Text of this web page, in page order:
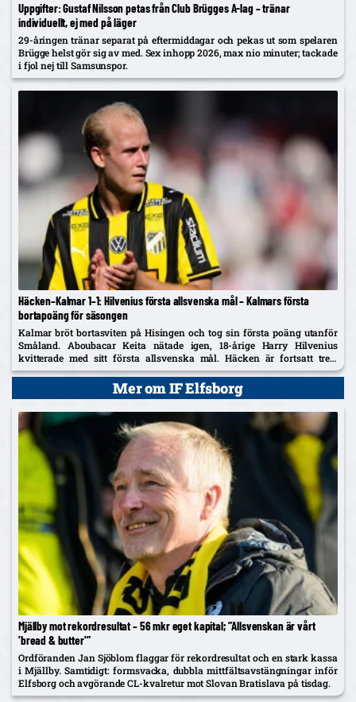
Uppgifter: Gustaf Nilsson petas från Club Brügges A-lag – tränar
individuellt, ej med på läger
29-åringen tränar separat på eftermiddagar och pekas ut som spelaren
Brügge helst gör sig av med. Sex inhopp 2026, max nio minuter; tackade
i fjol nej till Samsunspor.
Häcken–Kalmar 1–1: Hilvenius första allsvenska mål – Kalmars första
bortapoäng för säsongen
Kalmar bröt bortasviten på Hisingen och tog sin första poäng utanför
Småland. Aboubacar Keita nätade igen, 18-årige Harry Hilvenius
kvitterade med sitt första allsvenska mål. Häcken är fortsatt trea,
Kalmar kliver upp på tionde plats.
Mer om IF Elfsborg
Mjällby mot rekordresultat – 56 mkr eget kapital; ”Allsvenskan är vårt
’bread & butter'”
Ordföranden Jan Sjöblom flaggar för rekordresultat och en stark kassa
i Mjällby. Samtidigt: formsvacka, dubbla mittfältsavstängningar inför
Elfsborg och avgörande CL-kvalretur mot Slovan Bratislava på tisdag.